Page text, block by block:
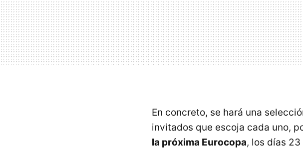
En concreto, se hará una
invitados que escoja cada uno,
la próxima Eurocopa, los días